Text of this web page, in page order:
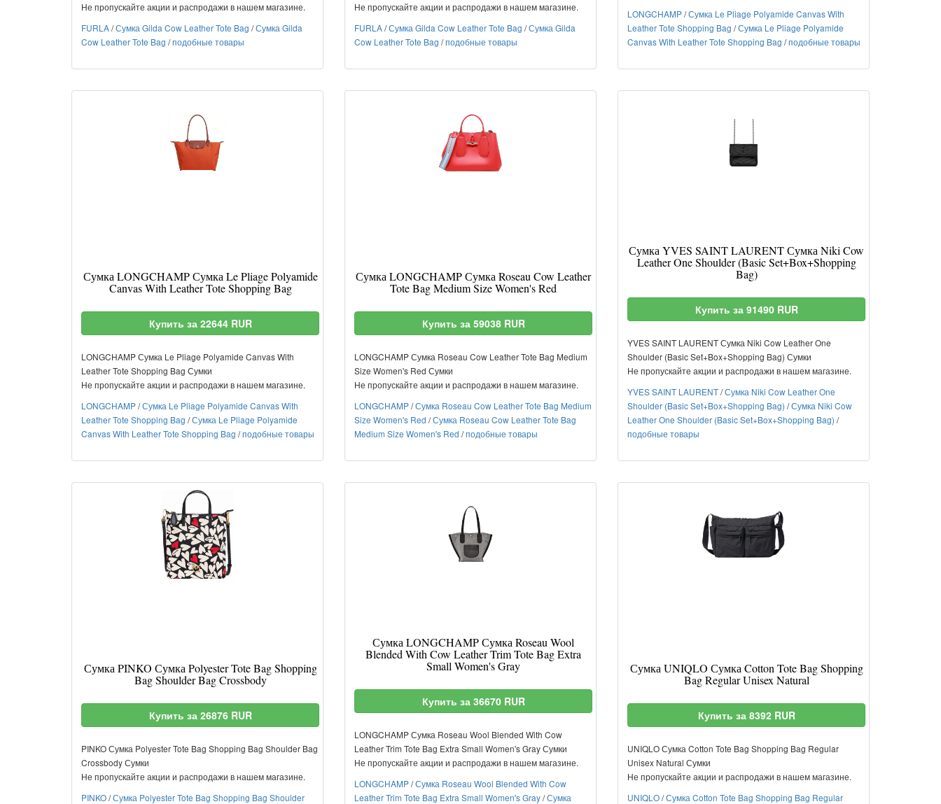
Не пропускайте акции и распродажи в нашем магазине.
FURLA/Сумка Gilda Cow Leather Tote Bag /Сумка Gilda
Cow Leather Tote Bag /подобные товары
Не пропускайте акции и распродажи в нашем магазине.
FURLA/Сумка Gilda Cow Leather Tote Bag /Сумка Gilda
Cow Leather Tote Bag /подобные товары
LONGCHAMP/Сумка Le Pliage Polyamide Canvas With
Leather Tote Shopping Bag /Сумка Le Pliage Polyamide
Canvas With Leather Tote Shopping Bag /подобные товары
Сумка LONGCHAMP Сумка Le Pliage Polyamide
Canvas With Leather Tote Shopping Bag
Купить за 22644 RUR
LONGCHAMP Сумка Le Pliage Polyamide Canvas With
Leather Tote Shopping Bag Сумки
Не пропускайте акции и распродажи в нашем магазине.
LONGCHAMP/Сумка Le Pliage Polyamide Canvas With
Leather Tote Shopping Bag /Сумка Le Pliage Polyamide
Canvas With Leather Tote Shopping Bag /подобные товары
Сумка LONGCHAMP Сумка Roseau Cow Leather
Tote Bag Medium Size Women's Red
Купить за 59038 RUR
LONGCHAMP Сумка Roseau Cow Leather Tote Bag Medium
Size Women's Red Сумки
Не пропускайте акции и распродажи в нашем магазине.
LONGCHAMP/Сумка Roseau Cow Leather Tote Bag Medium
Size Women's Red /Сумка Roseau Cow Leather Tote Bag
Medium Size Women's Red /подобные товары
Сумка YVES SAINT LAURENT Сумка Niki Cow
Leather One Shoulder (Basic Set+Box+Shopping
Bag)
Купить за 91490 RUR
YVES SAINT LAURENT Сумка Niki Cow Leather One
Shoulder (Basic Set+Box+Shopping Bag) Сумки
Не пропускайте акции и распродажи в нашем магазине.
YVES SAINT LAURENT/Сумка Niki Cow Leather One
Shoulder (Basic Set+Box+Shopping Bag) /Сумка Niki Cow
Leather One Shoulder (Basic Set+Box+Shopping Bag) /
подобные товары
Сумка PINKO Сумка Polyester Tote Bag Shopping
Bag Shoulder Bag Crossbody
Купить за 26876 RUR
PINKO Сумка Polyester Tote Bag Shopping Bag Shoulder Bag
Crossbody Сумки
Не пропускайте акции и распродажи в нашем магазине.
PINKO/Сумка Polyester Tote Bag Shopping Bag Shoulder
Сумка LONGCHAMP Сумка Roseau Wool
Blended With Cow Leather Trim Tote Bag Extra
Small Women's Gray
Купить за 36670 RUR
LONGCHAMP Сумка Roseau Wool Blended With Cow
Leather Trim Tote Bag Extra Small Women's Gray Сумки
Не пропускайте акции и распродажи в нашем магазине.
LONGCHAMP/Сумка Roseau Wool Blended With Cow
Leather Trim Tote Bag Extra Small Women's Gray/Сумка
Сумка UNIQLO Сумка Cotton Tote Bag Shopping
Bag Regular Unisex Natural
Купить за 8392 RUR
UNIQLO Сумка Cotton Tote Bag Shopping Bag Regular
Unisex Natural Сумки
Не пропускайте акции и распродажи в нашем магазине.
UNIQLO/Сумка Cotton Tote Bag Shopping Bag Regular